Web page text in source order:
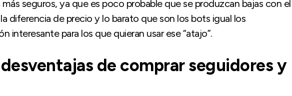
más seguros, ya que es poco probable que se produzcan bajas con el
diferencia de precio y lo barato que son los bots igual los
interesante para los que quieran usar ese “atajo”.
de comprar seguidores y